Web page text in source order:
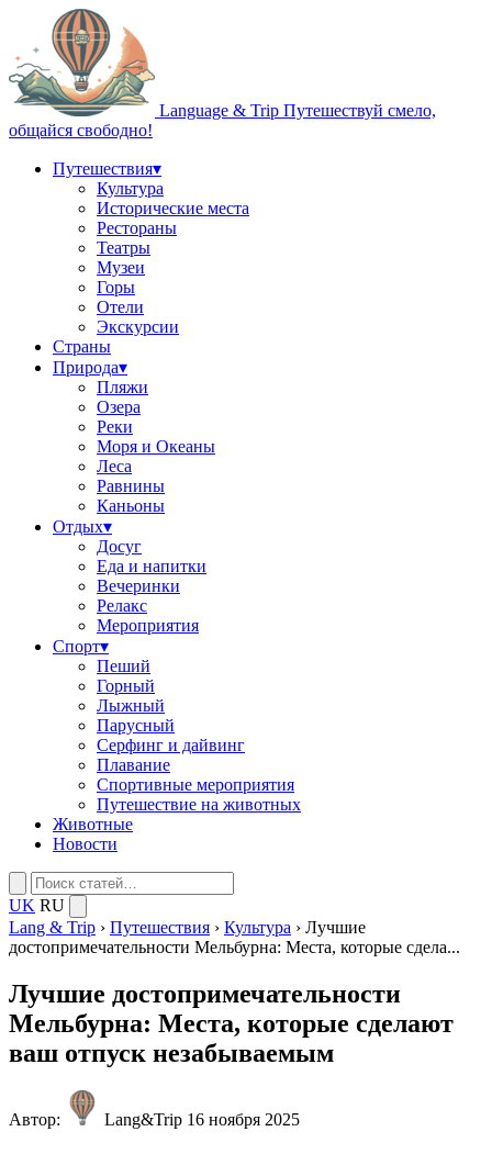
Language & Trip Путешествуй смело,
общайся свободно!
Путешествия▾
Культура
Исторические места
Рестораны
Театры
Музеи
Горы
Отели
Экскурсии
Страны
Природа▾
Пляжи
Озера
Реки
Моря и Океаны
Леса
Равнины
Каньоны
Отдых▾
Досуг
Еда и напитки
Вечеринки
Релакс
Мероприятия
Спорт▾
Пеший
Горный
Лыжный
Парусный
Серфинг и дайвинг
Плавание
Спортивные мероприятия
Путешествие на животных
Животные
Новости
UK RU
Lang & Trip › Путешествия › Культура › Лучшие
достопримечательности Мельбурна: Места, которые сдела...
Лучшие достопримечательности
Мельбурна: Места, которые сделают
ваш отпуск незабываемым
Автор: Lang&Trip 16 ноября 2025